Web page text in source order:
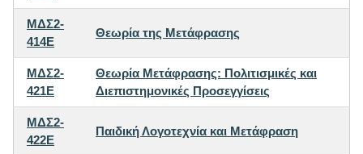
ΜΔΣ2-
414E
Θεωρία της Μετάφρασης
ΜΔΣ2-
421E
Θεωρία Μετάφρασης: Πολιτισμικές και
Διεπιστημονικές Προσεγγίσεις
ΜΔΣ2-
422E
Παιδική Λογοτεχνία και Μετάφραση